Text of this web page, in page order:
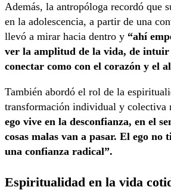
Además, la antropóloga recordó que
en la adolescencia, a partir de una
llevó a mirar hacia dentro y “ahí
ver la amplitud de la vida, de intuir
conectar como con el corazón y el
También abordó el rol de la
transformación individual y colectiva
ego vive en la desconfianza, en el
cosas malas van a pasar. El ego no
una confianza radical”.
Espiritualidad en la vida